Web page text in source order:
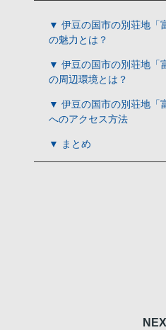
▼ 伊豆の国市の別荘地「
の魅力とは？
▼ 伊豆の国市の別荘地「
の周辺環境とは？
▼ 伊豆の国市の別荘地「
へのアクセス方法
▼ まとめ